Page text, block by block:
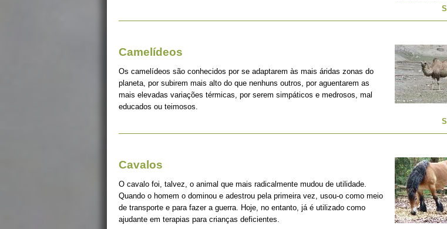
Camelídeos
Os camelídeos são conhecidos por se adaptarem às mais áridas zonas do
planeta, por subirem mais alto do que nenhuns outros, por aguentarem as
mais elevadas variações térmicas, por serem simpáticos e medrosos, mal
educados ou teimosos.
Cavalos
O cavalo foi, talvez, o animal que mais radicalmente mudou de utilidade.
Quando o homem o dominou e adestrou pela primeira vez, usou-o como meio
de transporte e para fazer a guerra. Hoje, no entanto, já é utilizado como
ajudante em terapias para crianças deficientes.